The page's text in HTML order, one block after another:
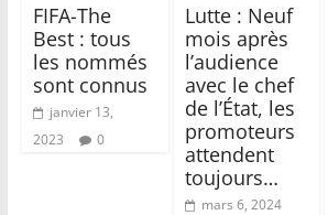
FIFA-The
Best : tous
les nommés
sont connus
janvier 13,
2023
0
Lutte : Neuf
mois après
l’audience
avec le chef
de l’État, les
promoteurs
attendent
toujours…
mars 6, 2024